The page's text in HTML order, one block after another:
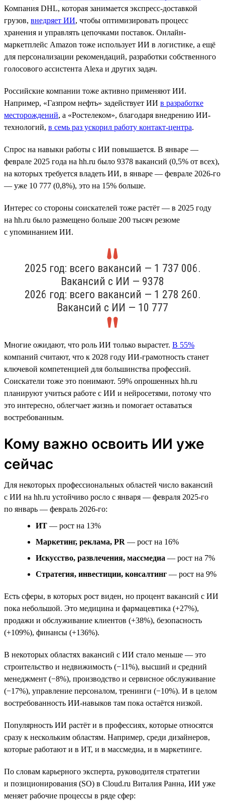
Компания DHL, которая занимается экспресс-доставкой
грузов, внедряет ИИ, чтобы оптимизировать процесс
хранения и управлять цепочками поставок. Онлайн-
маркетплейс Amazon тоже использует ИИ в логистике, а ещё
для персонализации рекомендаций, разработки собственного
голосового ассистента Alexa и других задач.
Российские компании тоже активно применяют ИИ.
Например, «Газпром нефть» задействует ИИ в разработке
месторождений, а «Ростелеком», благодаря внедрению ИИ-
технологий, в семь раз ускорил работу контакт-центра.
Спрос на навыки работы с ИИ повышается. В январе —
феврале 2025 года на hh.ru было 9378 вакансий (0,5% от всех),
на которых требуется владеть ИИ, в январе — феврале 2026-го
— уже 10 777 (0,8%), это на 15% больше.
Интерес со стороны соискателей тоже растёт — в 2025 году
на hh.ru было размещено больше 200 тысяч резюме
с упоминанием ИИ.
2025 год: всего вакансий — 1 737 006.
Вакансий с ИИ — 9378
2026 год: всего вакансий — 1 278 260.
Вакансий с ИИ — 10 777
Многие ожидают, что роль ИИ только вырастет. В 55%
компаний считают, что к 2028 году ИИ-грамотность станет
ключевой компетенцией для большинства профессий.
Соискатели тоже это понимают. 59% опрошенных hh.ru
планируют учиться работе с ИИ и нейросетями, потому что
это интересно, облегчает жизнь и помогает оставаться
востребованным.
Кому важно освоить ИИ уже
сейчас
Для некоторых профессиональных областей число вакансий
с ИИ на hh.ru устойчиво росло с января — февраля 2025-го
по январь — февраль 2026-го:
ИТ — рост на 13%
Маркетинг, реклама, PR — рост на 16%
Искусство, развлечения, массмедиа — рост на 7%
Стратегия, инвестиции, консалтинг — рост на 9%
Есть сферы, в которых рост виден, но процент вакансий с ИИ
пока небольшой. Это медицина и фармацевтика (+27%),
продажи и обслуживание клиентов (+38%), безопасность
(+109%), финансы (+136%).
В некоторых областях вакансий с ИИ стало меньше — это
строительство и недвижимость (−11%), высший и средний
менеджмент (−8%), производство и сервисное обслуживание
(−17%), управление персоналом, тренинги (−10%). И в целом
востребованность ИИ-навыков там пока остаётся низкой.
Популярность ИИ растёт и в профессиях, которые относятся
сразу к нескольким областям. Например, среди дизайнеров,
которые работают и в ИТ, и в массмедиа, и в маркетинге.
По словам карьерного эксперта, руководителя стратегии
и позиционирования (SO) в Cloud.ru Виталия Ранна, ИИ уже
меняет рабочие процессы в ряде сфер: